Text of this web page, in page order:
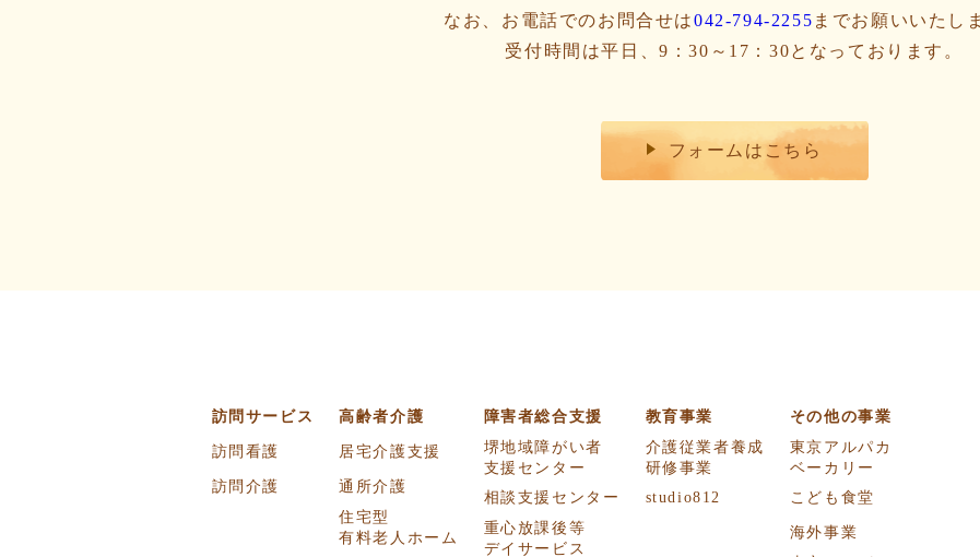
なお、お電話でのお問合せは042-794-2255 までお願いいたし
受付時間は平日、9：30～17：30となっております。
フォームはこちら
訪問サービス
訪問看護
訪問介護
高齢者介護
居宅介護支援
通所介護
住宅型
有料老人ホーム
障害者総合支援
堺地域障がい者
支援センター
相談支援センター
重心放課後等
デイサービス
教育事業
介護従業者養成
研修事業
studio812
その他の事業
東京アルパカ
ベーカリー
こども食堂
海外事業